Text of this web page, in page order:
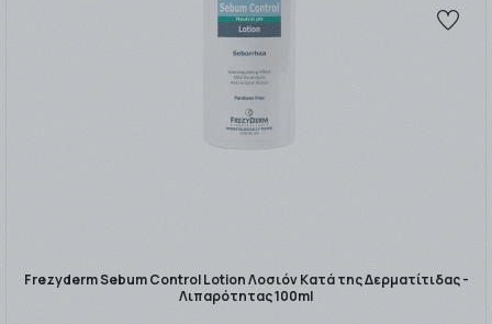
Frezyderm Sebum Control Lotion Λοσιόν Κατά της Δερματίτιδας -
Λιπαρότητας 100ml